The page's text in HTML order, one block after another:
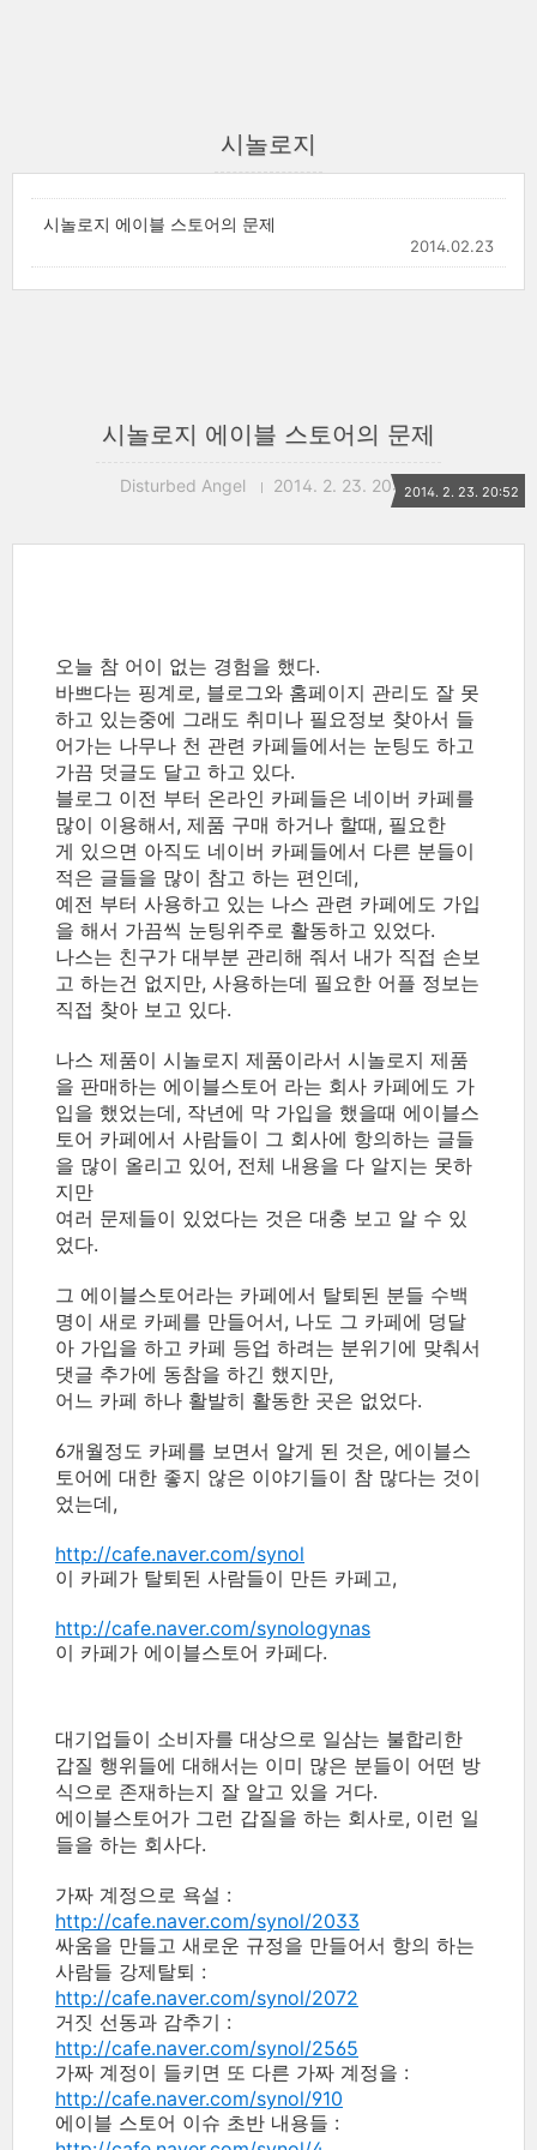
시놀로지
시놀로지 에이블 스토어의 문제
2014.02.23
시놀로지 에이블 스토어의 문제
Disturbed Angel 2014. 2. 23. 20:522014. 2. 23. 20:52
오늘 참 어이 없는 경험을 했다.
바쁘다는 핑계로, 블로그와 홈페이지 관리도 잘 못
하고 있는중에 그래도 취미나 필요정보 찾아서 들
어가는 나무나 천 관련 카페들에서는 눈팅도 하고
가끔 덧글도 달고 하고 있다.
블로그 이전 부터 온라인 카페들은 네이버 카페를
많이 이용해서, 제품 구매 하거나 할때, 필요한
게 있으면 아직도 네이버 카페들에서 다른 분들이
적은 글들을 많이 참고 하는 편인데,
예전 부터 사용하고 있는 나스 관련 카페에도 가입
을 해서 가끔씩 눈팅위주로 활동하고 있었다.
나스는 친구가 대부분 관리해 줘서 내가 직접 손보
고 하는건 없지만, 사용하는데 필요한 어플 정보는
직접 찾아 보고 있다.
나스 제품이 시놀로지 제품이라서 시놀로지 제품
을 판매하는 에이블스토어 라는 회사 카페에도 가
입을 했었는데, 작년에 막 가입을 했을때 에이블스
토어 카페에서 사람들이 그 회사에 항의하는 글들
을 많이 올리고 있어, 전체 내용을 다 알지는 못하
지만
여러 문제들이 있었다는 것은 대충 보고 알 수 있
었다.
그 에이블스토어라는 카페에서 탈퇴된 분들 수백
명이 새로 카페를 만들어서, 나도 그 카페에 덩달
아 가입을 하고 카페 등업 하려는 분위기에 맞춰서
댓글 추가에 동참을 하긴 했지만,
어느 카페 하나 활발히 활동한 곳은 없었다.
6개월정도 카페를 보면서 알게 된 것은, 에이블스
토어에 대한 좋지 않은 이야기들이 참 많다는 것이
었는데,
http://cafe.naver.com/synol
이 카페가 탈퇴된 사람들이 만든 카페고,
http://cafe.naver.com/synologynas
이 카페가 에이블스토어 카페다.
대기업들이 소비자를 대상으로 일삼는 불합리한
갑질 행위들에 대해서는 이미 많은 분들이 어떤 방
식으로 존재하는지 잘 알고 있을 거다.
에이블스토어가 그런 갑질을 하는 회사로, 이런 일
들을 하는 회사다.
가짜 계정으로 욕설 :
http://cafe.naver.com/synol/2033
싸움을 만들고 새로운 규정을 만들어서 항의 하는
사람들 강제탈퇴 :
http://cafe.naver.com/synol/2072
거짓 선동과 감추기 :
http://cafe.naver.com/synol/2565
가짜 계정이 들키면 또 다른 가짜 계정을 :
http://cafe.naver.com/synol/910
에이블 스토어 이슈 초반 내용들 :